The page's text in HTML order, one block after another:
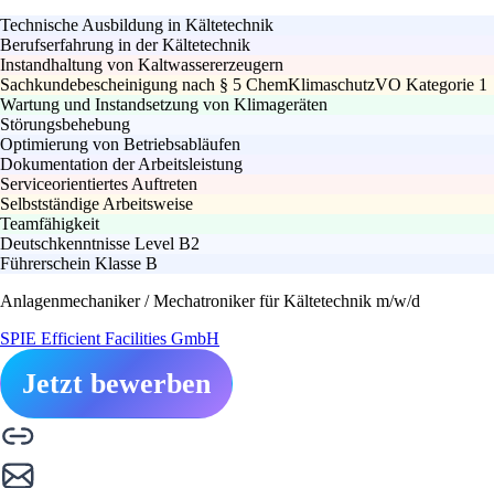
Technische Ausbildung in Kältetechnik
Berufserfahrung in der Kältetechnik
Instandhaltung von Kaltwassererzeugern
Sachkundebescheinigung nach § 5 ChemKlimaschutzVO Kategorie 1
Wartung und Instandsetzung von Klimageräten
Störungsbehebung
Optimierung von Betriebsabläufen
Dokumentation der Arbeitsleistung
Serviceorientiertes Auftreten
Selbstständige Arbeitsweise
Teamfähigkeit
Deutschkenntnisse Level B2
Führerschein Klasse B
Anlagenmechaniker / Mechatroniker für Kältetechnik m/w/d
SPIE Efficient Facilities GmbH
Jetzt bewerben